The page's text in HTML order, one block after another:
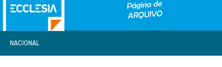
NACIONAL